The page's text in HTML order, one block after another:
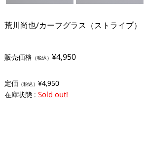
荒川尚也/カーフグラス（ストライプ）
販売価格 （税込） ¥4,950
定価 （税込） ¥4,950
在庫状態 : Sold out!